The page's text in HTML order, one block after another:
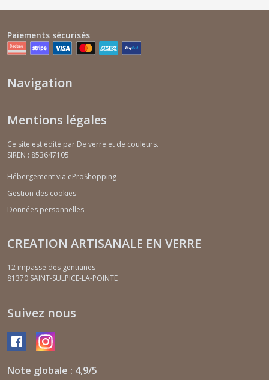
Paiements sécurisés
Navigation
Mentions légales
Ce site est édité par De verre et de couleurs.
SIREN : 853647105
Hébergement via eProShopping
Gestion des cookies
Données personnelles
CREATION ARTISANALE EN VERRE
12 impasse des gentianes
81370 SAINT-SULPICE-LA-POINTE
Suivez nous
Note globale : 4,9/5